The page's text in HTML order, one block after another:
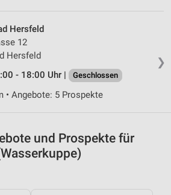
❯
Hersfeld
12
Hersfeld
- 18:00 Uhr |
Geschlossen
• Angebote: 5 Prospekte
und Prospekte für
von Inhalten
durch Statistiken oder
der Angebote
Daten zur Auswahl von